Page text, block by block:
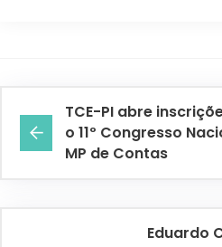
TCE-PI abre
o 11º Congresso
MP de Contas
Eduardo